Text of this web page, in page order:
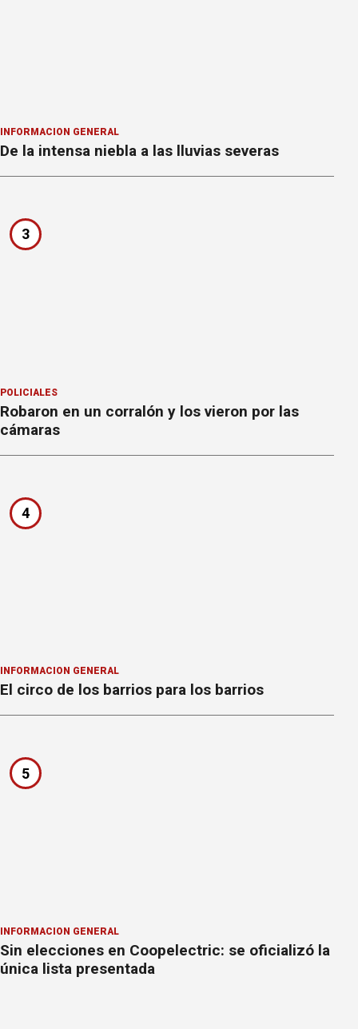
INFORMACION GENERAL
De la intensa niebla a las lluvias severas
3
POLICIALES
Robaron en un corralón y los vieron por las
cámaras
4
INFORMACION GENERAL
El circo de los barrios para los barrios
5
INFORMACION GENERAL
Sin elecciones en Coopelectric: se oficializó la
única lista presentada